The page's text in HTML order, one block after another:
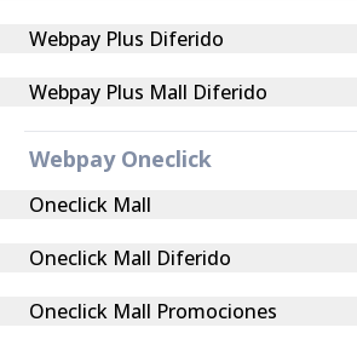
Webpay Plus Diferido
Webpay Plus Mall Diferido
Webpay Oneclick
Oneclick Mall
Oneclick Mall Diferido
Oneclick Mall Promociones